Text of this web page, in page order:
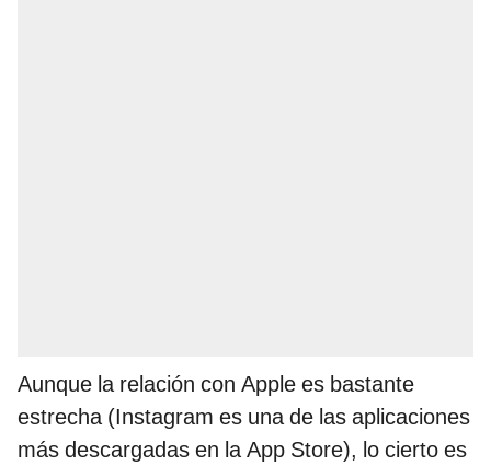
Aunque la relación con Apple es bastante
estrecha (Instagram es una de las aplicaciones
más descargadas en la App Store), lo cierto es